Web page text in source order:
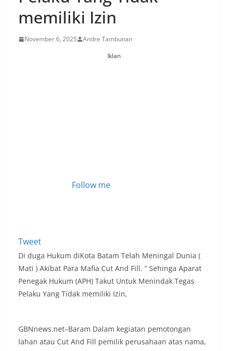
memiliki Izin
November 6, 2025
Andre Tambunan
Iklan
Follow me
Tweet
Di duga Hukum diKota Batam Telah Meningal Dunia (
Mati ) Akibat Para Mafia Cut And Fill. ” Sehinga Aparat
Penegak Hukum (APH) Takut Untuk Menindak Tegas
Pelaku Yang Tidak memiliki Izin,
GBNnews.net–Baram Dalam kegiatan pemotongan
lahan atau Cut And Fill pemilik perusahaan atas nama,